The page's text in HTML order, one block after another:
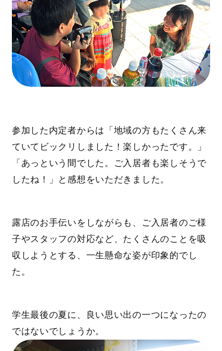
参加した内定者からは「地域の方もたくさん来
ていてビックリしました！楽しかったです。」
「あっという間でした。ご入居者も楽しそうで
したね！」と感想をいただきました。
露店のお手伝いをしながらも、ご入居者のご様
子やスタッフの対応など、たくさんのことを吸
収しようとする、一生懸命な姿が印象的でし
た。
学生最後の夏に、良い思い出の一つになったの
ではないでしょうか。